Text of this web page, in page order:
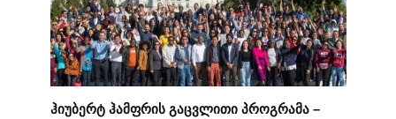
ჰიუბერტ ჰამფრის გაცვლითი პროგრამა –